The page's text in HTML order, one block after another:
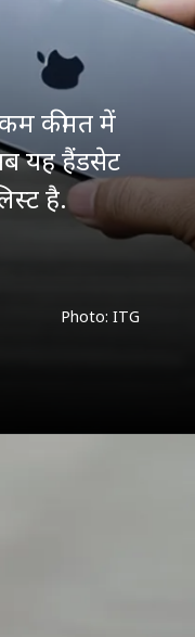
कीमत में
यह हैंडसेट
है.
Photo: ITG